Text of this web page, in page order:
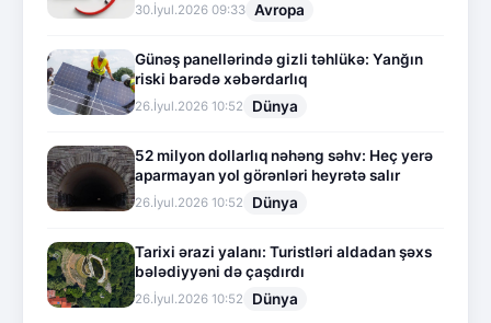
30.İyul.2026 09:33 Avropa
Günəş panellərində gizli təhlükə: Yanğın
riski barədə xəbərdarlıq
26.İyul.2026 10:52 Dünya
52 milyon dollarlıq nəhəng səhv: Heç yerə
aparmayan yol görənləri heyrətə salır
26.İyul.2026 10:52 Dünya
Tarixi ərazi yalanı: Turistləri aldadan şəxs
bələdiyyəni də çaşdırdı
26.İyul.2026 10:52 Dünya